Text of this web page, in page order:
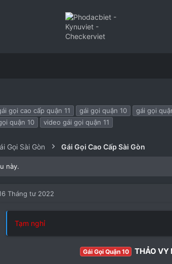
gọi cao cấp quận 11 gái gọi quận 10 gái gọi
quận 10 video gái gọi quận 11
Gọi Sài Gòn Gái Gọi Cao Cấp Sài Gòn
này.
Tháng tư 2022
Tạm nghỉ
Gái Gọi Quận 10 THẢO VY